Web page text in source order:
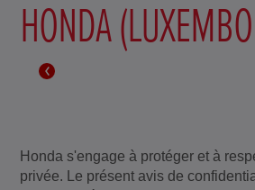
HONDA
Honda s'engage à protéger et à
privée. Le présent avis de